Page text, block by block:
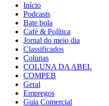
Início
Podcasts
Bate bola
Café & Política
Jornal do meio dia
Classificados
Colunas
COLUNA DA ABEL
COMPEB
Geral
Empregos
Guia Comercial